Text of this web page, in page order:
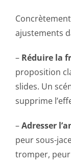
ajustements
– Réduire la
proposition
slides. Un
supprime
–Adresser
peur sous-
tromper,